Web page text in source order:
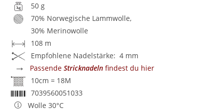
50 g
70% Norwegische Lammwolle,
30% Merinowolle
108 m
Empfohlene Nadelstärke: 4 mm
→ PassendeStricknadeln findest du hier
10cm = 18M
7039560051033
Wolle 30°C